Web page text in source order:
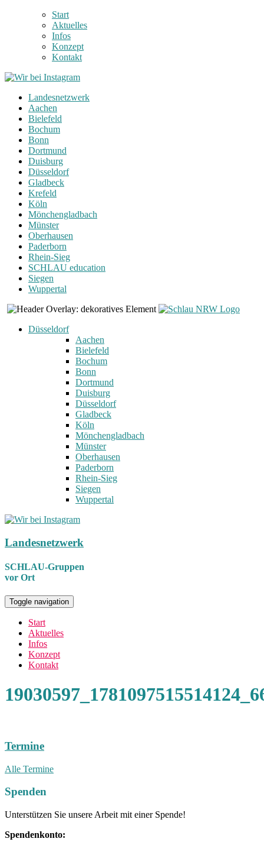
Start
Aktuelles
Infos
Konzept
Kontakt
Landesnetzwerk
Aachen
Bielefeld
Bochum
Bonn
Dortmund
Duisburg
Düsseldorf
Gladbeck
Krefeld
Köln
Mönchengladbach
Münster
Oberhausen
Paderborn
Rhein-Sieg
SCHLAU education
Siegen
Wuppertal
Düsseldorf
Aachen
Bielefeld
Bochum
Bonn
Dortmund
Duisburg
Düsseldorf
Gladbeck
Köln
Mönchengladbach
Münster
Oberhausen
Paderborn
Rhein-Sieg
Siegen
Wuppertal
Landesnetzwerk
SCHLAU-Gruppen
vor Ort
Toggle navigation
Start
Aktuelles
Infos
Konzept
Kontakt
Termine
Alle Termine
Spenden
Unterstützen Sie unsere Arbeit mit einer Spende!
Spendenkonto: